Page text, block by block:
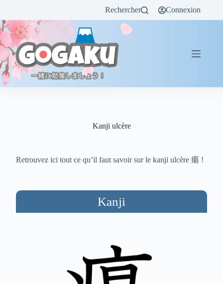
Rechercher Connexion
Kanji ulcère
Retrouvez ici tout ce qu’il faut savoir sur le kanji ulcère 瘍 !
Kanji